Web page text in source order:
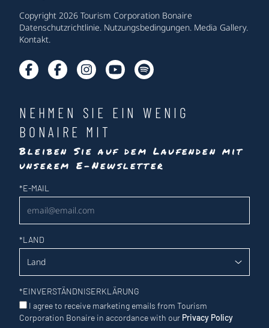
Copyright 2026 Tourism Corporation Bonaire
Datenschutzrichtlinie. Nutzungsbedingungen. Media Gallery.
Kontakt.
NEHMEN SIE EIN WENIG
BONAIRE MIT
Bleiben Sie auf dem Laufenden mit
unserem E-Newsletter
Newsletter
*E-MAIL
*LAND
*EINVERSTÄNDNISERKLÄRUNG
I agree to receive marketing emails from Tourism
Corporation Bonaire in accordance with our Privacy Policy